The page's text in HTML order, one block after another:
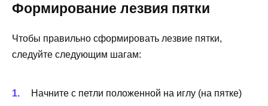
Формирование лезвия пятки
Чтобы правильно сформировать лезвие пятки,
следуйте следующим шагам:
Начните с петли положенной на иглу (на пятке)